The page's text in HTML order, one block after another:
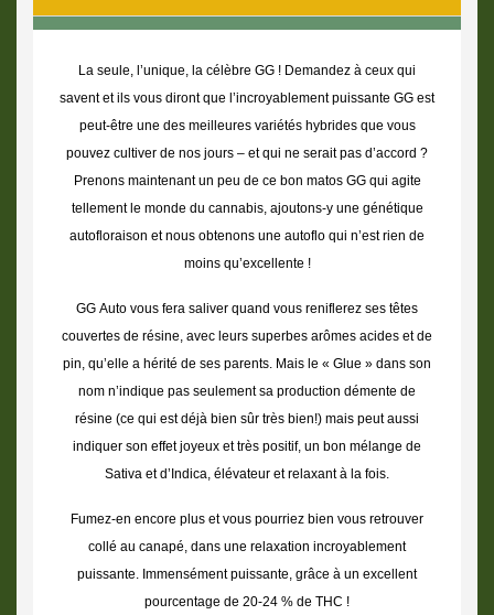
La seule, l’unique, la célèbre GG ! Demandez à ceux qui
savent et ils vous diront que l’incroyablement puissante GG est
peut-être une des meilleures variétés hybrides que vous
pouvez cultiver de nos jours – et qui ne serait pas d’accord ?
Prenons maintenant un peu de ce bon matos GG qui agite
tellement le monde du cannabis, ajoutons-y une génétique
autofloraison et nous obtenons une autoflo qui n’est rien de
moins qu’excellente !
GG Auto vous fera saliver quand vous reniflerez ses têtes
couvertes de résine, avec leurs superbes arômes acides et de
pin, qu’elle a hérité de ses parents. Mais le « Glue » dans son
nom n’indique pas seulement sa production démente de
résine (ce qui est déjà bien sûr très bien!) mais peut aussi
indiquer son effet joyeux et très positif, un bon mélange de
Sativa et d’Indica, élévateur et relaxant à la fois.
Fumez-en encore plus et vous pourriez bien vous retrouver
collé au canapé, dans une relaxation incroyablement
puissante. Immensément puissante, grâce à un excellent
pourcentage de 20-24 % de THC !